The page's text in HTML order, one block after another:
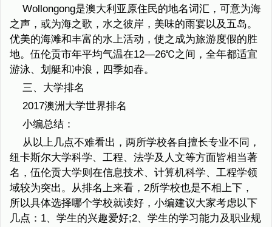
Wollongong是澳大利亚原住民的地名词汇，可意为海
之声，或为海之歌，水之彼岸，美味的雨宴以及五岛。
优美的海滩和丰富的水上活动，使之成为旅游度假的胜
地。伍伦贡市年平均气温在12—26℃之间，全年都适宜
游泳、划艇和冲浪，四季如春。
三、大学排名
2017澳洲大学世界排名
小编总结：
从以上几点不难看出，两所学校各自擅长专业不同，
纽卡斯尔大学科学、工程、法学及人文等方面皆相当著
名，伍伦贡大学则在信息技术、计算机科学、工程学领
域较为突出。从排名上来看，2所学校也是不相上下，
所以具体选择哪个学校就读好，小编建议大家考虑以下
几点：1、学生的兴趣爱好;2、学生的学习能力及职业规